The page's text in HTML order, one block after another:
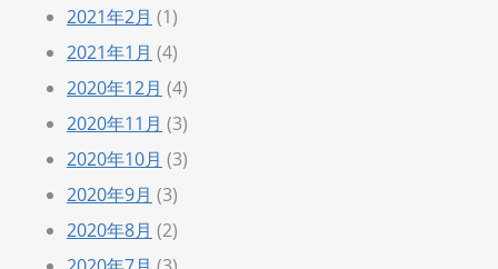
2021年2月 (1)
2021年1月 (4)
2020年12月 (4)
2020年11月 (3)
2020年10月 (3)
2020年9月 (3)
2020年8月 (2)